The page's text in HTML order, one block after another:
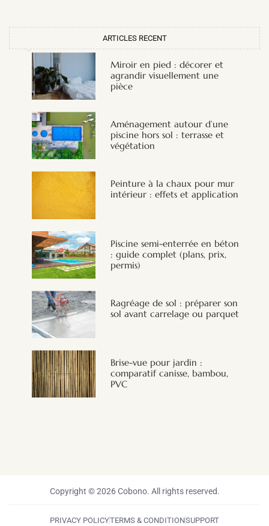
ARTICLES RECENT
Miroir en pied : décorer et
agrandir visuellement une
pièce
Aménagement autour d’une
piscine hors sol : terrasse et
végétation
Peinture à la chaux pour mur
intérieur : effets et application
Piscine semi-enterrée en béton
: guide complet (plans, prix,
permis)
Ragréage de sol : préparer son
sol avant carrelage ou parquet
Brise-vue pour jardin :
comparatif canisse, bambou,
PVC
Copyright © 2026 Cobono. All rights reserved.
PRIVACY POLICYTERMS & CONDITIONSUPPORT